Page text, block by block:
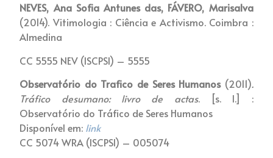
NEVES, Ana Sofia Antunes das, FÁVERO, Marisalva
(2014). Vitimologia : Ciência e Activismo. Coimbra :
Almedina
CC 5555 NEV (ISCPSI) – 5555
Observatório do Trafico de Seres Humanos(2011).
Tráfico desumano: livro de actas. [s. l.] :
Observatório do Tráfico de Seres Humanos
Disponível em: link
CC 5074 WRA (ISCPSI) – 005074